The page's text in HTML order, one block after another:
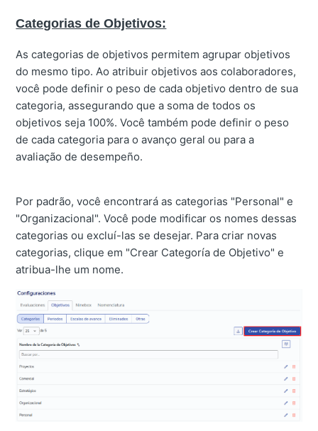
Categorias de Objetivos:
As categorias de objetivos permitem agrupar objetivos
do mesmo tipo. Ao atribuir objetivos aos colaboradores,
você pode definir o peso de cada objetivo dentro de sua
categoria, assegurando que a soma de todos os
objetivos seja 100%. Você também pode definir o peso
de cada categoria para o avanço geral ou para a
avaliação de desempeño.
Por padrão, você encontrará as categorias "Personal" e
"Organizacional". Você pode modificar os nomes dessas
categorias ou excluí-las se desejar. Para criar novas
categorias, clique em "Crear Categoría de Objetivo" e
atribua-lhe um nome.